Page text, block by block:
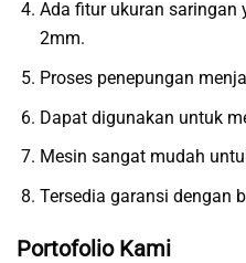
Ada fitur ukuran saringan
2mm.
Proses penepungan
Dapat digunakan untuk
Mesin sangat mudah
Tersedia garansi dengan
Portofolio Kami